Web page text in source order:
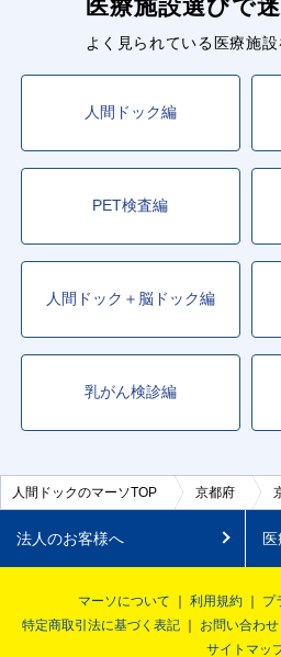
医療施設選びで
よく見られている医療施設
人間ドック編
PET検査編
人間ドック＋脳ドック編
乳がん検診編
人間ドックのマーソTOP 京都府
法人のお客様へ
マーソについて 利用規約
プ
特定商取引法に基づく表記
お問い合わせ
サイトマッ